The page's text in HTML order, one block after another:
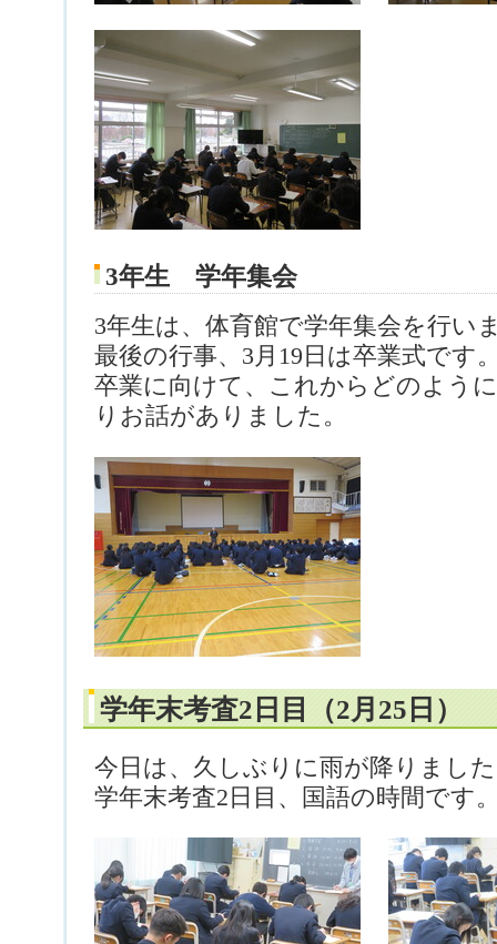
3年生 学年集会
3年生は、体育館で学年集会を行い
最後の行事、3月19日は卒業式です
卒業に向けて、これからどのよう
りお話がありました。
学年末考査2日目（2月25日）
今日は、久しぶりに雨が降りまし
学年末考査2日目、国語の時間です